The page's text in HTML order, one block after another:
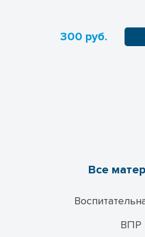
300 руб.
Все
ВПР